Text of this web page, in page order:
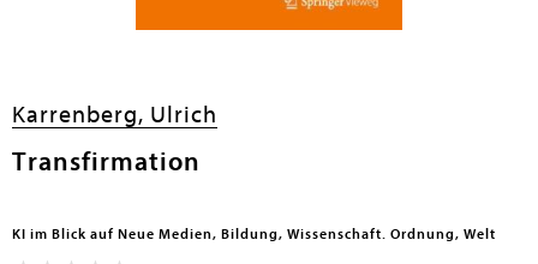
Karrenberg, Ulrich
Transfirmation
KI im Blick auf Neue Medien, Bildung, Wissenschaft. Ordnung, Welt